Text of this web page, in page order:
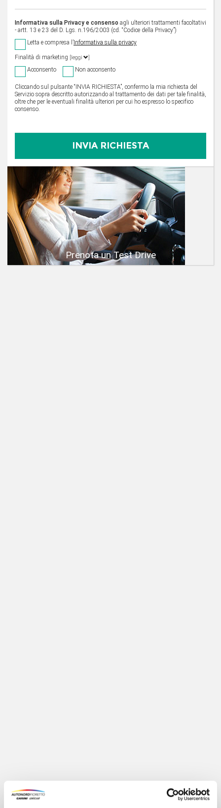
Informativa sulla Privacy e consenso agli ulteriori trattamenti facoltativi
- artt. 13 e 23 del D. Lgs. n.196/2003 (cd. “Codice della Privacy”)
Letta e compresa l’ Informativa sulla privacy
Finalità di marketing [leggi
Acconsento Non acconsento
Cliccando sul pulsante “INVIA RICHIESTA”, confermo la mia richiesta del
Servizio sopra descritto autorizzando al trattamento dei dati per tale finalità,
oltre che per le eventuali finalità ulteriori per cui ho espresso lo specifico
consenso.
Prenota un Test Drive